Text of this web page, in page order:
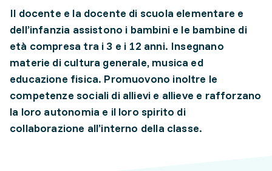
Il docente e la docente di scuola elementare e
dell’infanzia assistono i bambini e le bambine di
età compresa tra i 3 e i 12 anni. Insegnano
materie di cultura generale, musica ed
educazione fisica. Promuovono inoltre le
competenze sociali di allievi e allieve e rafforzano
la loro autonomia e il loro spirito di
collaborazione all’interno della classe.